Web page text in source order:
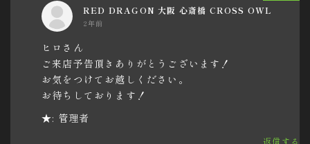
RED DRAGON 大阪 心斎橋 CROSS OWL
2年前
ヒロさん
ご来店予告頂きありがとうございます！
お気をつけてお越しください。
お待ちしております！
★: 管理者
返信する